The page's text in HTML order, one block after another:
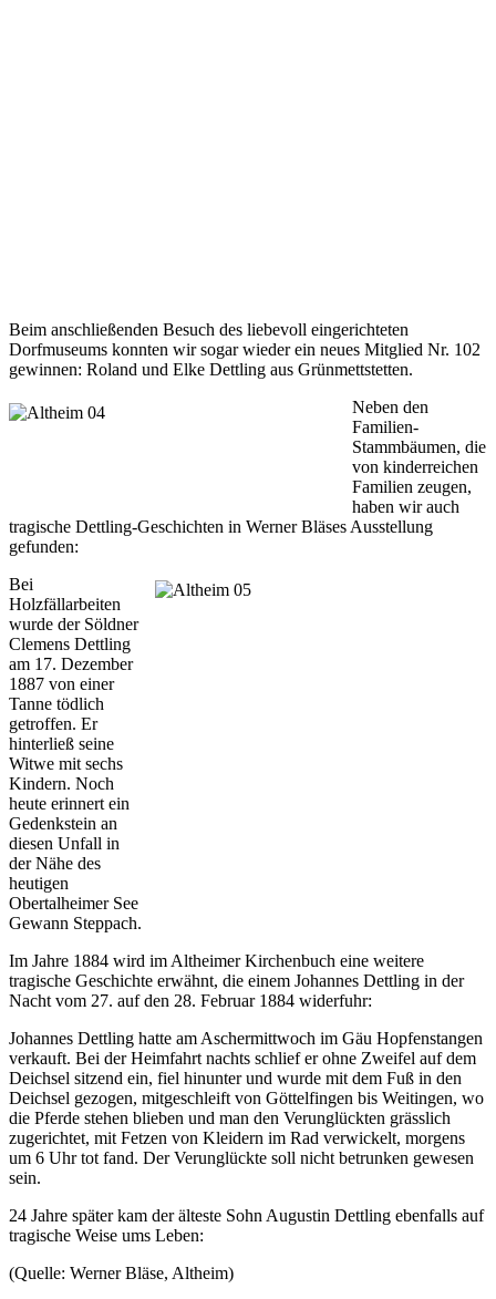
Beim anschließenden Besuch des liebevoll eingerichteten
Dorfmuseums konnten wir sogar wieder ein neues Mitglied Nr. 102
gewinnen: Roland und Elke Dettling aus Grünmettstetten.
Neben den
Familien-
Stammbäumen, die
von kinderreichen
Familien zeugen,
haben wir auch
tragische Dettling-Geschichten in Werner Bläses Ausstellung
gefunden:
Bei
Holzfällarbeiten
wurde der Söldner
Clemens Dettling
am 17. Dezember
1887 von einer
Tanne tödlich
getroffen. Er
hinterließ seine
Witwe mit sechs
Kindern. Noch
heute erinnert ein
Gedenkstein an
diesen Unfall in
der Nähe des
heutigen
Obertalheimer See
Gewann Steppach.
Im Jahre 1884 wird im Altheimer Kirchenbuch eine weitere
tragische Geschichte erwähnt, die einem Johannes Dettling in der
Nacht vom 27. auf den 28. Februar 1884 widerfuhr:
Johannes Dettling hatte am Aschermittwoch im Gäu Hopfenstangen
verkauft. Bei der Heimfahrt nachts schlief er ohne Zweifel auf dem
Deichsel sitzend ein, fiel hinunter und wurde mit dem Fuß in den
Deichsel gezogen, mitgeschleift von Göttelfingen bis Weitingen, wo
die Pferde stehen blieben und man den Verunglückten grässlich
zugerichtet, mit Fetzen von Kleidern im Rad verwickelt, morgens
um 6 Uhr tot fand. Der Verunglückte soll nicht betrunken gewesen
sein.
24 Jahre später kam der älteste Sohn Augustin Dettling ebenfalls auf
tragische Weise ums Leben:
(Quelle: Werner Bläse, Altheim)